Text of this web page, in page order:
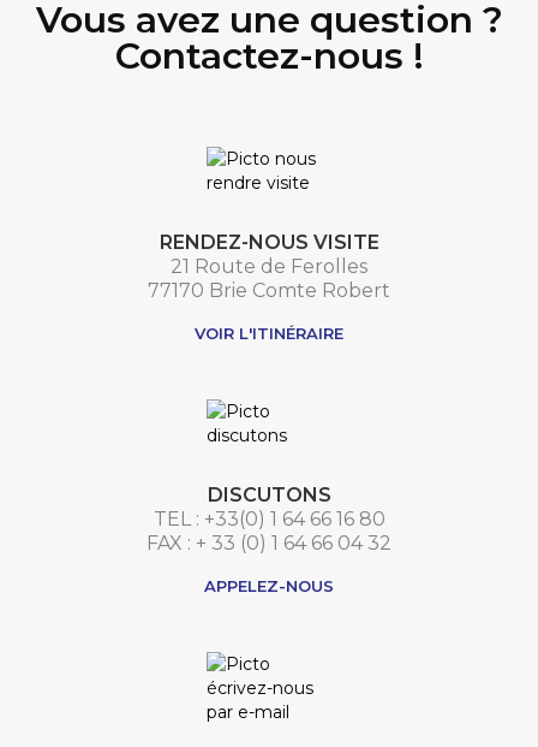
Vous avez une question ?
Contactez-nous !
RENDEZ-NOUS VISITE
21 Route de Ferolles
77170 Brie Comte Robert
VOIR L'ITINÉRAIRE
DISCUTONS
TEL : +33(0) 1 64 66 16 80
FAX : + 33 (0) 1 64 66 04 32
APPELEZ-NOUS